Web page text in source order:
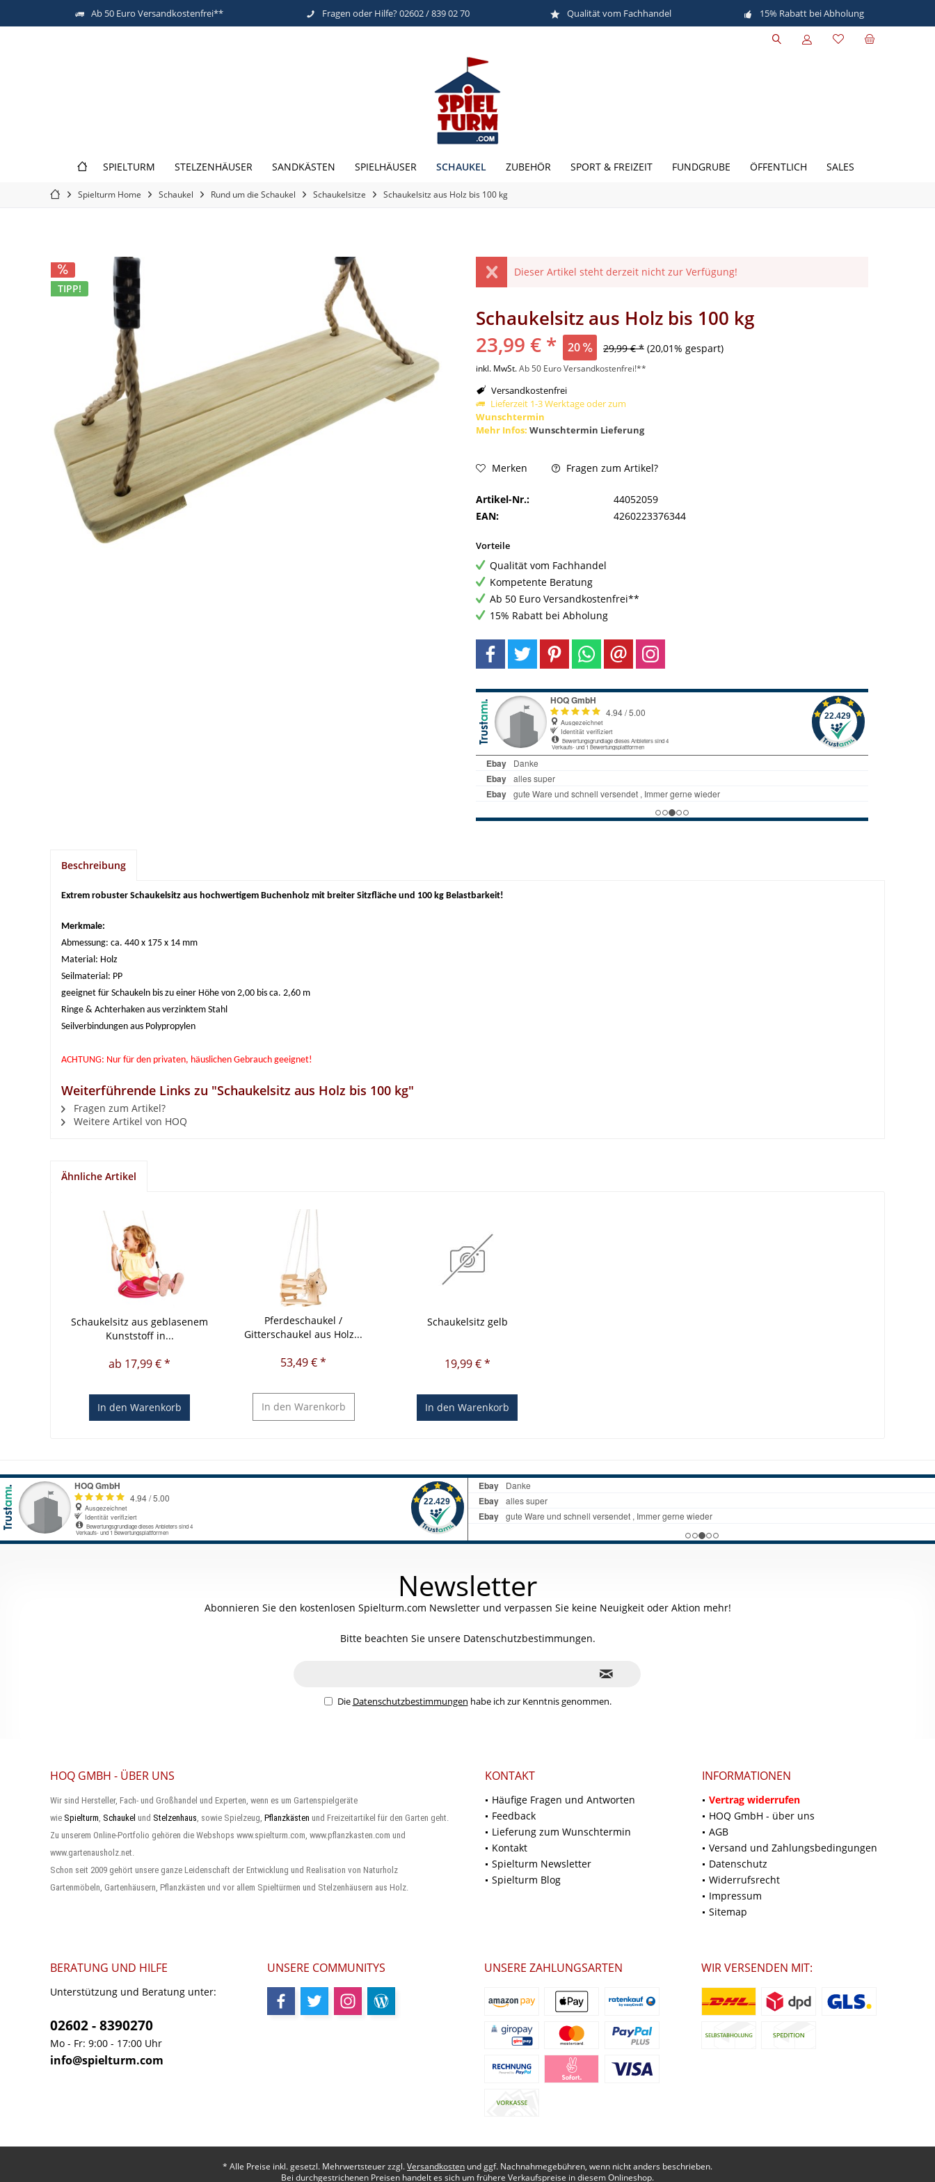
Ab 50 Euro Versandkostenfrei** Fragen oder Hilfe? 02602 / 839 02 70 Qualität vom Fachhandel 15% Rabatt bei Abholung
SPIELTURM STELZENHÄUSER SANDKÄSTEN SPIELHÄUSER SCHAUKEL ZUBEHÖR SPORT & FREIZEIT FUNDGRUBE ÖFFENTLICH SALES
Spielturm Home Schaukel Rund um die Schaukel Schaukelsitze Schaukelsitz aus Holz bis 100 kg
TIPP!
Dieser Artikel steht derzeit nicht zur Verfügung!
Schaukelsitz aus Holz bis 100 kg
23,99 € * 20 29,99 € * (20,01% gespart)
inkl. MwSt.Ab 50 Euro Versandkostenfrei!**
Versandkostenfrei
Lieferzeit 1-3 Werktage oder zum
Wunschtermin
Mehr Infos: Wunschtermin Lieferung
Merken Fragen zum Artikel?
Artikel-Nr.:
44052059
EAN:
4260223376344
Vorteile
Qualität vom Fachhandel
Kompetente Beratung
Ab 50 Euro Versandkostenfrei**
15% Rabatt bei Abholung
Beschreibung
Extrem robuster Schaukelsitz aus hochwertigem Buchenholz mit breiter Sitzfläche und 100 kg Belastbarkeit!
Merkmale:
Abmessung: ca. 440 x 175 x 14 mm
Material: Holz
Seilmaterial: PP
geeignet für Schaukeln bis zu einer Höhe von 2,00 bis ca. 2,60 m
Ringe & Achterhaken aus verzinktem Stahl
Seilverbindungen aus Polypropylen
ACHTUNG: Nur für den privaten, häuslichen Gebrauch geeignet!
Weiterführende Links zu "Schaukelsitz aus Holz bis 100 kg"
Fragen zum Artikel?
Weitere Artikel von HOQ
Ähnliche Artikel
Schaukelsitz aus geblasenem
Kunststoff in...
ab 17,99 € *
In den Warenkorb
Pferdeschaukel /
Gitterschaukel aus Holz...
53,49 € *
In den Warenkorb
Schaukelsitz gelb
19,99 € *
In den Warenkorb
Newsletter
Abonnieren Sie den kostenlosen Spielturm.com Newsletter und verpassen Sie keine Neuigkeit oder Aktion mehr!
Bitte beachten Sie unsere Datenschutzbestimmungen.
Die Datenschutzbestimmungen habe ich zur Kenntnis genommen.
HOQ GMBH - ÜBER UNS
Wir sind Hersteller, Fach- und Großhandel und Experten, wenn es um Gartenspielgeräte
wie Spielturm Schaukel und Stelzenhaus , sowie Spielzeug, Pflanzkästen und Freizeitartikel für den Garten geht.
Zu unserem Online-Portfolio gehören die Webshops www.spielturm.com, www.pflanzkasten.com und
www.gartenausholz.net.
Schon seit 2009 gehört unsere ganze Leidenschaft der Entwicklung und Realisation von Naturholz
Gartenmöbeln, Gartenhäusern, Pflanzkästen und vor allem Spieltürmen und Stelzenhäusern aus Holz.
KONTAKT
Häufige Fragen und Antworten
Feedback
Lieferung zum Wunschtermin
Kontakt
Spielturm Newsletter
Spielturm Blog
INFORMATIONEN
Vertrag widerrufen
HOQ GmbH - über uns
AGB
Versand und Zahlungsbedingungen
Datenschutz
Widerrufsrecht
Impressum
Sitemap
BERATUNG UND HILFE
Unterstützung und Beratung unter:
02602 - 8390270
Mo - Fr: 9:00 - 17:00 Uhr
info@spielturm.com
UNSERE COMMUNITYS UNSERE ZAHLUNGSARTEN WIR VERSENDEN MIT:
* Alle Preise inkl. gesetzl. Mehrwertsteuer zzgl.Versandkosten und ggf. Nachnahmegebühren, wenn nicht anders beschrieben.
Bei durchgestrichenen Preisen handelt es sich um frühere Verkaufspreise in diesem Onlineshop.